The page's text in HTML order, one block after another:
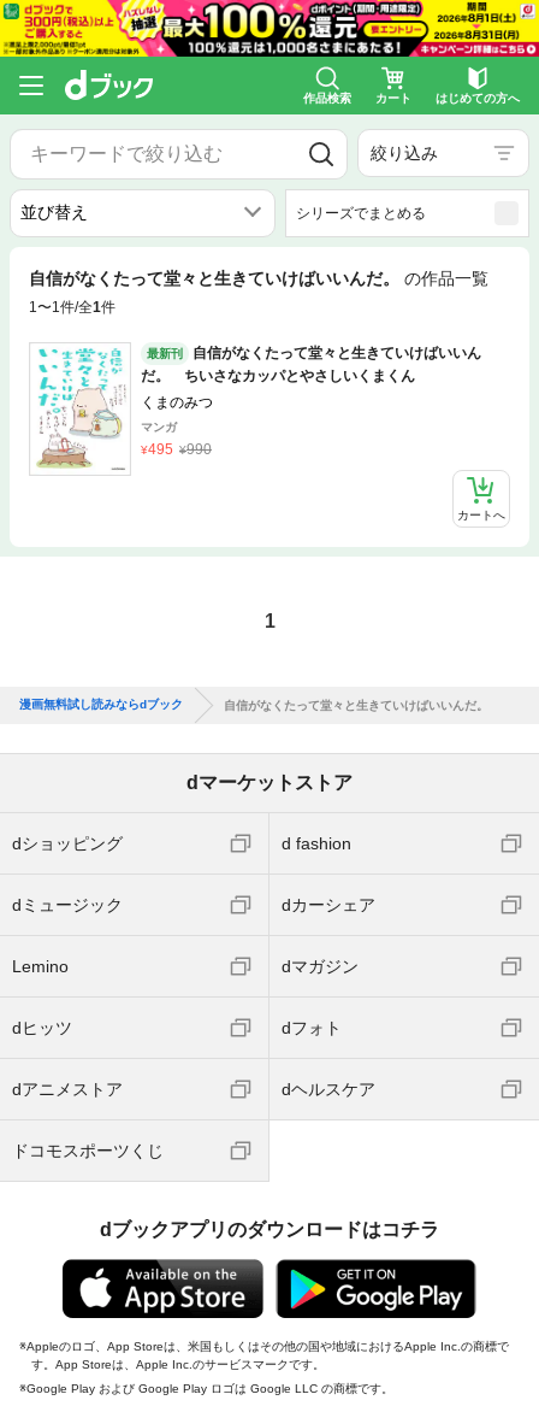
作品検索 カート はじめての方へ
絞り込み
シリーズでまとめる
自信がなくたって堂々と生きていけばいいんだ。 の作品一覧
1〜1件/全1件
最新刊
自信がなくたって堂々と生きていけばいいん
だ。 ちいさなカッパとやさしいくまくん
くまのみつ
マンガ
495 990
カートへ
1
漫画無料試し読みならdブック 自信がなくたって堂々と生きていけばいいんだ。
dマーケットストア
dショッピング d fashion
dミュージック dカーシェア
Lemino dマガジン
dヒッツ dフォト
dアニメストア dヘルスケア
ドコモスポーツくじ
dブックアプリのダウンロードはコチラ
Appleのロゴ、App Storeは、米国もしくはその他の国や地域におけるApple Inc.の商標で
す。App Storeは、Apple Inc.のサービスマークです。
Google Play および Google Play ロゴは Google LLC の商標です。